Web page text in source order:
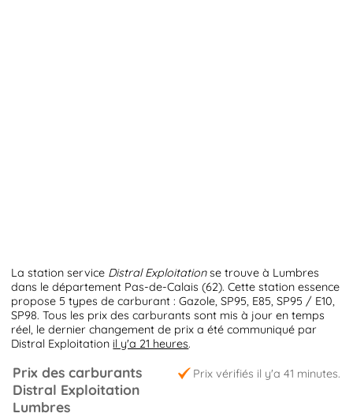
La station service Distral Exploitationse trouve à Lumbres
dans le département Pas-de-Calais (62). Cette station essence
propose 5 types de carburant : Gazole, SP95, E85, SP95 / E10,
SP98. Tous les prix des carburants sont mis à jour en temps
réel, le dernier changement de prix a été communiqué par
Distral Exploitation il y'a 21 heures.
Prix vérifiés il y'a 41 minutes.
Prix des carburants
Distral Exploitation
Lumbres